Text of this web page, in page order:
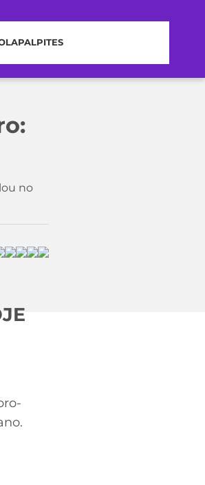
PALPITES
no